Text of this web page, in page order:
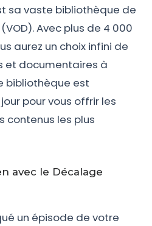
sa vaste bibliothèque de
Avec plus de 4 000
aurez un choix infini de
et documentaires à
bibliothèque est
pour vous offrir les
contenus les plus
avec le Décalage
un épisode de votre